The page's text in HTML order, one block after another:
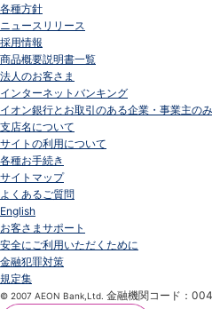
各種方針
ニュースリリース
採用情報
商品概要説明書一覧
法人のお客さま
インターネットバンキング
イオン銀行とお取引のある企業・事業主の
支店名について
サイトの利用について
各種お手続き
サイトマップ
よくあるご質問
English
お客さまサポート
安全にご利用いただくために
金融犯罪対策
規定集
© 2007 AEON Bank,Ltd. 金融機関コード：